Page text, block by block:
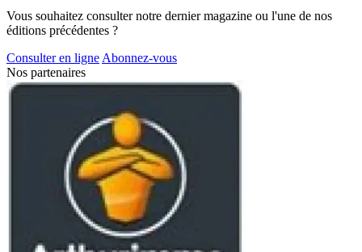
Vous souhaitez consulter notre dernier magazine ou l'une de nos
éditions précédentes ?
Consulter en ligne Abonnez-vous
Nos partenaires